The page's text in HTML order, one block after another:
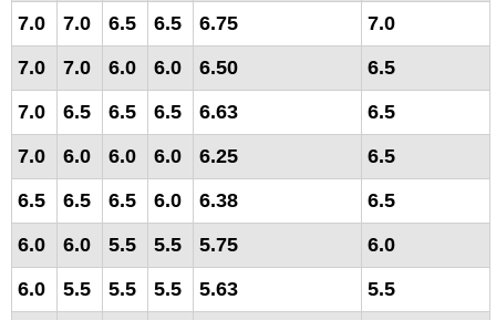
7.0
7.0 6.5 6.5 6.75
7.0
7.0
7.0 6.0 6.0 6.50
6.5
7.0
6.5 6.5 6.5 6.63
6.5
7.0
6.0 6.0 6.0 6.25
6.5
6.5
6.5 6.5 6.0 6.38
6.5
6.0
6.0 5.5 5.5 5.75
6.0
6.0
5.5 5.5 5.5 5.63
5.5